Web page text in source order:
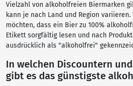
Vielzahl von alkoholfreien Biermarken
kann je nach Land und Region
möchten, dass ein Bier zu 100%
Etikett sorgfältig lesen und nach
ausdrücklich als "alkoholfrei"
In welchen Discountern
gibt es das günstigste